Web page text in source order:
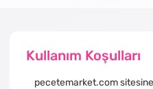
Kullanım Koşulları
pecetemarket.com sitesine